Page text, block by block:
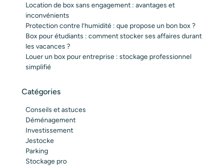
Location de box sans engagement : avantages et
inconvénients
Protection contre l’humidité : que propose un bon box ?
Box pour étudiants : comment stocker ses affaires durant
les vacances ?
Louer un box pour entreprise : stockage professionnel
simplifié
Catégories
Conseils et astuces
Déménagement
Investissement
Jestocke
Parking
Stockage pro